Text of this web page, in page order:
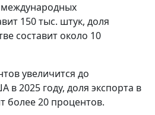
150 тыс. штук, доля
составит около 10
увеличится до
в 2025 году, доля экспорта в
более 20 процентов.